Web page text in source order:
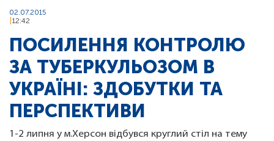
02.07.2015
12:42
ПОСИЛЕННЯ КОНТРОЛЮ
ЗА ТУБЕРКУЛЬОЗОМ В
УКРАЇНІ: ЗДОБУТКИ ТА
ПЕРСПЕКТИВИ
1-2 липня у м.Херсон відбувся круглий стіл на тему